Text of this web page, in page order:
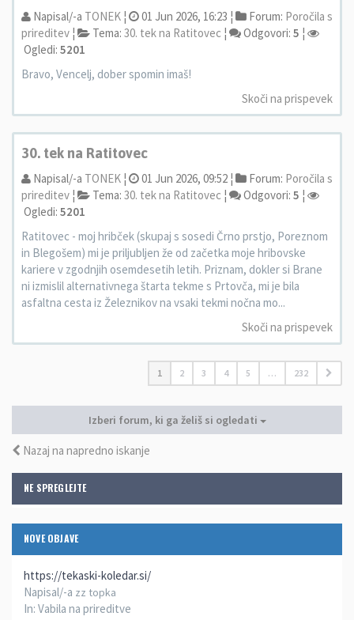
NE SPREGLEJTE
NOVE OBJAVE
https://tekaski-koledar.si/
Napisal/-a zz topka
In: Vabila na prireditve
Napisal/-a TONEK ¦ 01 Jun 2026, 16:23 ¦ Forum: Poročila s
prireditev ¦ Tema: 30. tek na Ratitovec ¦ Odgovori: 5 ¦
Ogledi: 5201
Bravo, Vencelj, dober spomin imaš!
Skoči na prispevek
30. tek na Ratitovec
Napisal/-a TONEK ¦ 01 Jun 2026, 09:52 ¦ Forum: Poročila s
prireditev ¦ Tema: 30. tek na Ratitovec ¦ Odgovori: 5 ¦
Ogledi: 5201
Ratitovec - moj hribček (skupaj s sosedi Črno prstjo, Poreznom
in Blegošem) mi je priljubljen že od začetka moje hribovske
kariere v zgodnjih osemdesetih letih. Priznam, dokler si Brane
ni izmislil alternativnega štarta tekme s Prtovča, mi je bila
asfaltna cesta iz Železnikov na vsaki tekmi nočna mo...
Skoči na prispevek
1 2 3 4 5 … 232
Izberi forum, ki ga želiš si ogledati
Nazaj na napredno iskanje